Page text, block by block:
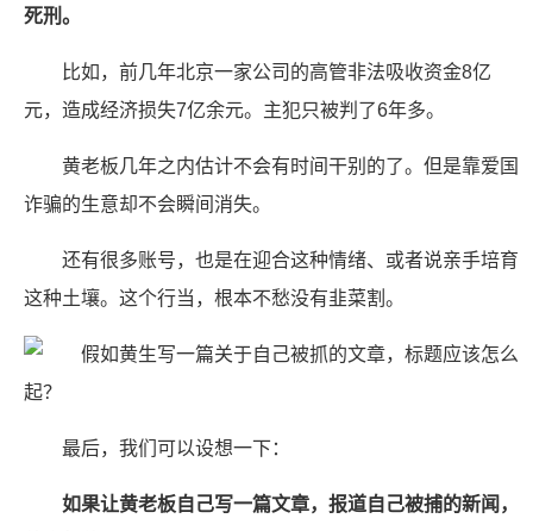
死刑。
比如，前几年北京一家公司的高管非法吸收资金8亿
元，造成经济损失7亿余元。主犯只被判了6年多。
黄老板几年之内估计不会有时间干别的了。但是靠爱国
诈骗的生意却不会瞬间消失。
还有很多账号，也是在迎合这种情绪、或者说亲手培育
这种土壤。这个行当，根本不愁没有韭菜割。
最后，我们可以设想一下：
如果让黄老板自己写一篇文章，报道自己被捕的新闻，